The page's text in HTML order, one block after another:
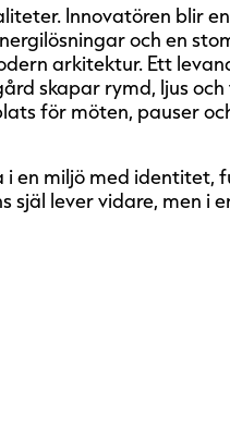
Innovatören blir
och en
arkitektur. Ett
skapar rymd, ljus
för möten, pauser
en miljö med identitet,
lever vidare, men i